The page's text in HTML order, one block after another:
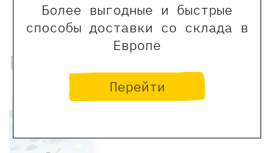
Более выгодные и быстрые
способы доставки со склада в
Европе
Перейти
сайта
Рекомендованные книги